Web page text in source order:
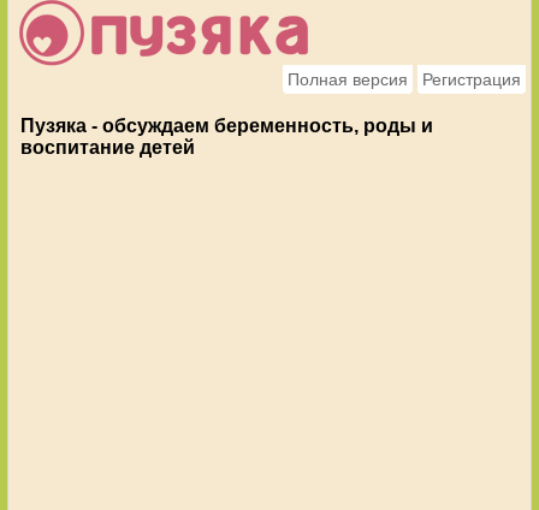
Полная версия Регистрация
Пузяка - обсуждаем беременность, роды и
воспитание детей